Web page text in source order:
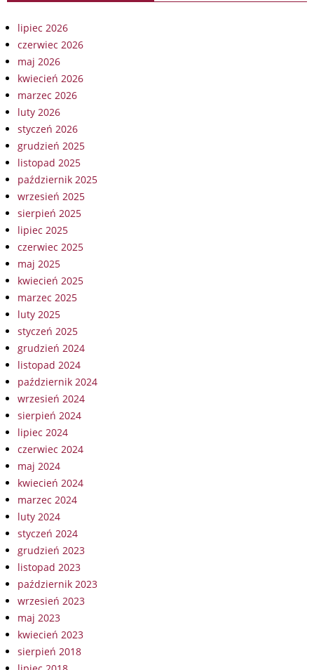
lipiec 2026
czerwiec 2026
maj 2026
kwiecień 2026
marzec 2026
luty 2026
styczeń 2026
grudzień 2025
listopad 2025
październik 2025
wrzesień 2025
sierpień 2025
lipiec 2025
czerwiec 2025
maj 2025
kwiecień 2025
marzec 2025
luty 2025
styczeń 2025
grudzień 2024
listopad 2024
październik 2024
wrzesień 2024
sierpień 2024
lipiec 2024
czerwiec 2024
maj 2024
kwiecień 2024
marzec 2024
luty 2024
styczeń 2024
grudzień 2023
listopad 2023
październik 2023
wrzesień 2023
maj 2023
kwiecień 2023
sierpień 2018